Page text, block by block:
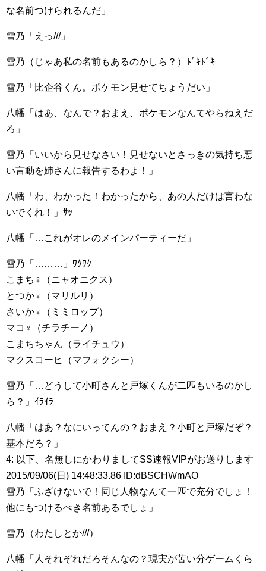
な名前つけられるんだ」
雪乃「えっ///」
雪乃（じゃあ私の名前もあるのかしら？）ﾄﾞｷﾄﾞｷ
雪乃「比企谷くん。ポケモン見せてちょうだい」
八幡「はあ、なんで？おまえ、ポケモンなんてやらねえだ
ろ」
雪乃「いいから見せなさい！見せないとさっきの気持ち悪
い言動を姉さんに報告するわよ！」
八幡「わ、わかった！わかったから、あの人だけは言わな
いでくれ！」ｻｯ
八幡「…これがオレのメインパーティーだ」
雪乃「………」ﾜｸﾜｸ
こまち♀（ニャオニクス）
とつか♀（マリルリ）
さいか♀（ミミロップ）
マコ♀（チラチーノ）
こまちちゃん（ライチュウ）
マクスコーヒ（マフォクシー）
雪乃「…どうして小町さんと戸塚くんが二匹もいるのかし
ら？」ｲﾗｲﾗ
八幡「はあ？なにいってんの？おまえ？小町と戸塚だぞ？
基本だろ？」
4: 以下、名無しにかわりましてSS速報VIPがお送りします
2015/09/06(日) 14:48:33.86 ID:dBSCHWmAO
雪乃「ふざけないで！同じ人物なんて一匹で充分でしょ！
他にもつけるべき名前あるでしょ」
雪乃（わたしとか///）
八幡「人それぞれだろそんなの？現実が苦い分ゲームくら